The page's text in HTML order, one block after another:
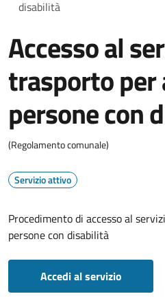
disabilità
Accesso al
trasporto per
persone con
(Regolamento comunale)
Servizio attivo
Procedimento di accesso al
persone con disabilità
Accedi al servizio